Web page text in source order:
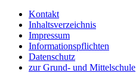
Kontakt
Inhaltsverzeichnis
Impressum
Informationspflichten
Datenschutz
zur Grund- und Mittelschule